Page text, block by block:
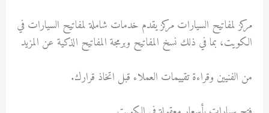
مركز لمفاتيح السيارات مركز يقدم خدمات شاملة لمفاتيح السيارات في
الكويت، بما في ذلك نسخ المفاتيح وبرمجة المفاتيح الذكية عن المزيد
من الفنيين وقراءة تقييمات العملاء قبل اتخاذ قرارك.